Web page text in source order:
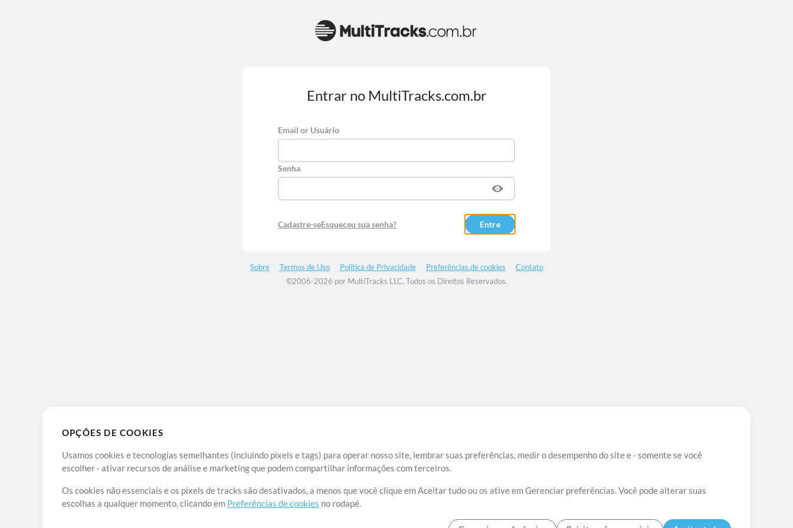
OPÇÕES DE COOKIES
Usamos cookies e tecnologias semelhantes (incluindo pixels e tags) para operar nosso site, lembrar suas preferências, medir o desempenho do site e - somente se você
escolher - ativar recursos de análise e marketing que podem compartilhar informações com terceiros.
Os cookies não essenciais e os pixels de tracks são desativados, a menos que você clique em Aceitar tudo ou os ative em Gerenciar preferências. Você pode alterar suas
escolhas a qualquer momento, clicando em Preferências de cookies no rodapé.
Entrar no MultiTracks.com.br
Email or Usuário
Senha
Cadastre-seEsqueceu sua senha? Entre
Sobre Termos de Uso Política de Privacidade Preferências de cookies
Contato
©2006-2026 por MultiTracks LLC. Todos os Direitos Reservados.